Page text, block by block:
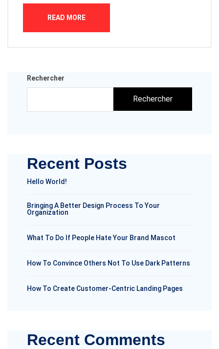
READ MORE
Rechercher
Rechercher
Recent Posts
Hello World!
Bringing A Better Design Process To Your
Organization
What To Do If People Hate Your Brand Mascot
How To Convince Others Not To Use Dark Patterns
How To Create Customer-Centric Landing Pages
Recent Comments